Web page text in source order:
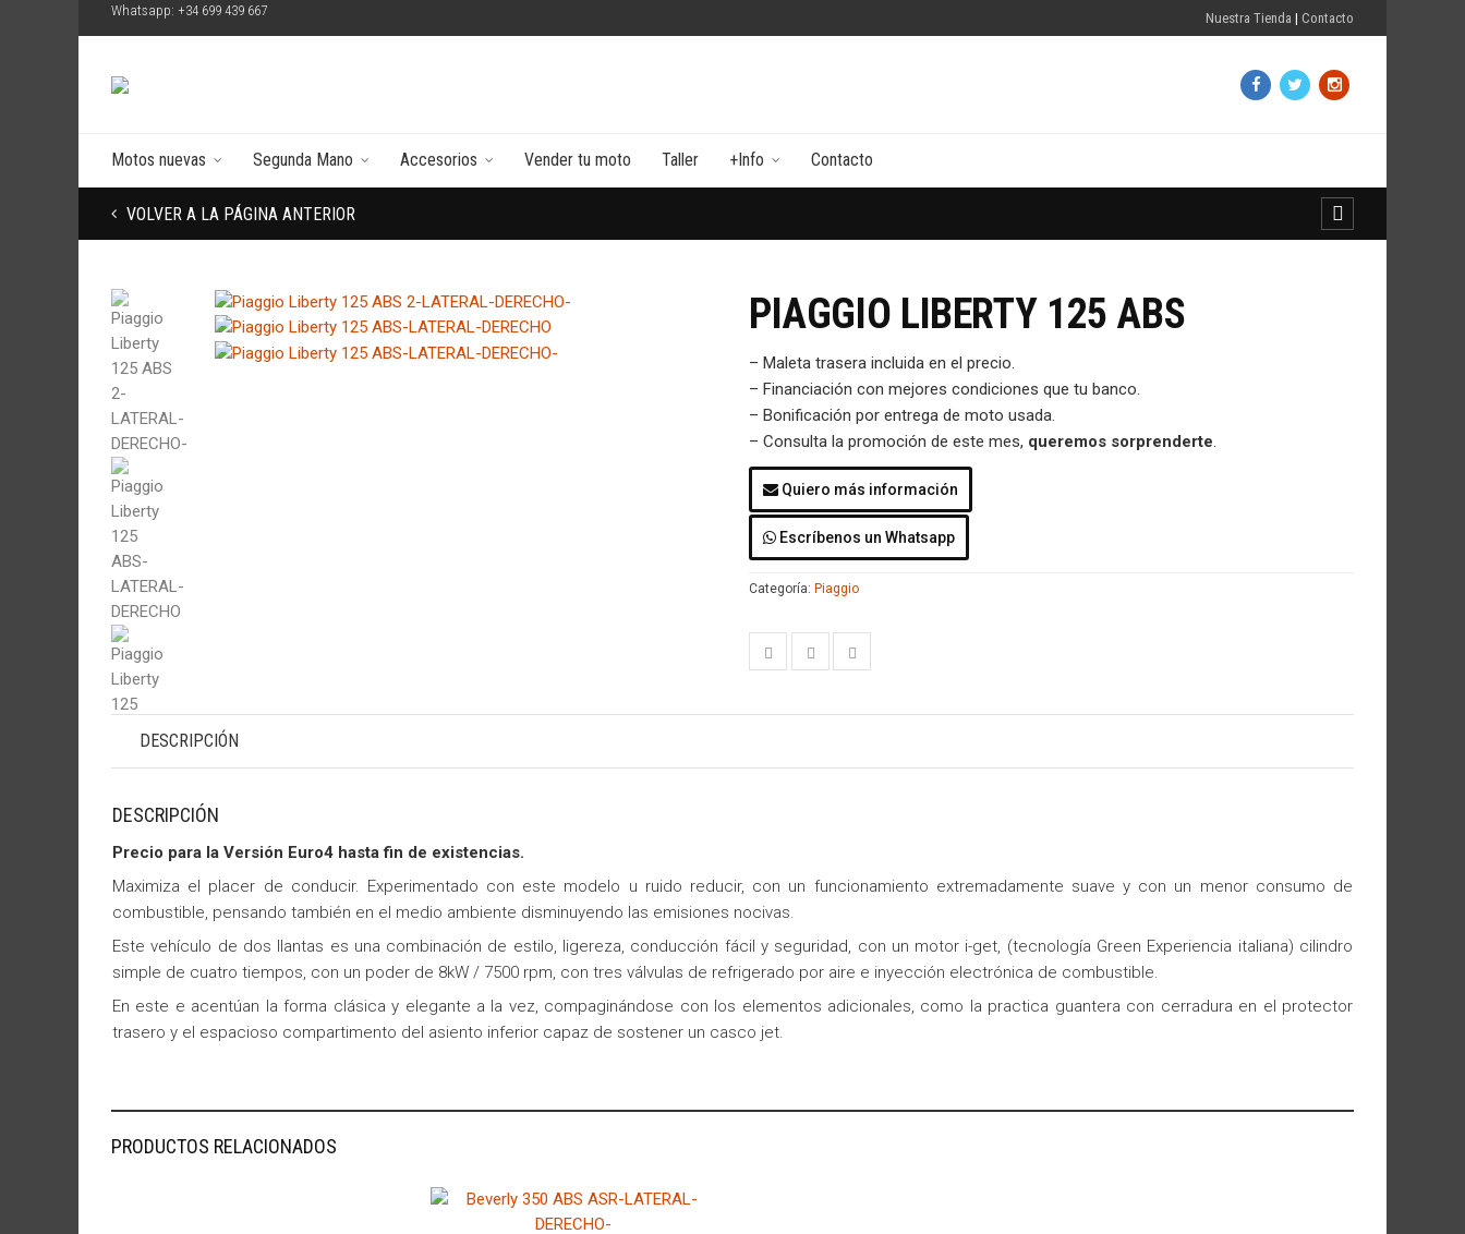
Whatsapp: +34 699 439 667 Nuestra Tienda | Contacto
Motos nuevas Segunda Mano Accesorios Vender tu moto Taller +Info Contacto
VOLVER A LA PÁGINA ANTERIOR
PIAGGIO LIBERTY 125 ABS
– Maleta trasera incluida en el precio.
– Financiación con mejores condiciones que tu banco.
– Bonificación por entrega de moto usada.
– Consulta la promoción de este mes, queremos sorprenderte.
Quiero más información
Escríbenos un Whatsapp
Categoría: Piaggio
DESCRIPCIÓN
DESCRIPCIÓN
Precio para la Versión Euro4 hasta fin de existencias.
Maximiza el placer de conducir. Experimentado con este modelo u ruido reducir, con un funcionamiento extremadamente suave y con un menor consumo de
combustible, pensando también en el medio ambiente disminuyendo las emisiones nocivas.
Este vehículo de dos llantas es una combinación de estilo, ligereza, conducción fácil y seguridad, con un motor i-get, (tecnología Green Experiencia italiana) cilindro
simple de cuatro tiempos, con un poder de 8kW / 7500 rpm, con tres válvulas de refrigerado por aire e inyección electrónica de combustible.
En este e acentúan la forma clásica y elegante a la vez, compaginándose con los elementos adicionales, como la practica guantera con cerradura en el protector
trasero y el espacioso compartimento del asiento inferior capaz de sostener un casco jet.
PRODUCTOS RELACIONADOS